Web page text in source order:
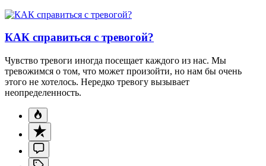
КАК справиться с тревогой?
Чувство тревоги иногда посещает каждого из нас. Мы
тревожимся о том, что может произойти, но нам бы очень
этого не хотелось. Нередко тревогу вызывает
неопределенность.